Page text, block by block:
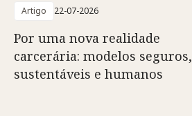
Artigo 22-07-2026
Por uma nova realidade
carcerária: modelos seguros,
sustentáveis e humanos